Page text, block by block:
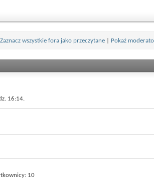
Zaznacz wszystkie fora jako przeczytane Pokaż
16:14.
10